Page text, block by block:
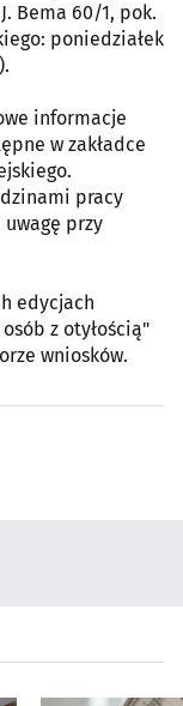
Bema 60/1, pok.
poniedziałek
informacje
w zakładce
pracy
przy
edycjach
z otyłością"
wniosków.